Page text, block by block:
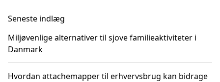
Seneste indlæg
Miljøvenlige alternativer til sjove familieaktiviteter i
Danmark
Hvordan attachemapper til erhvervsbrug kan bidrage